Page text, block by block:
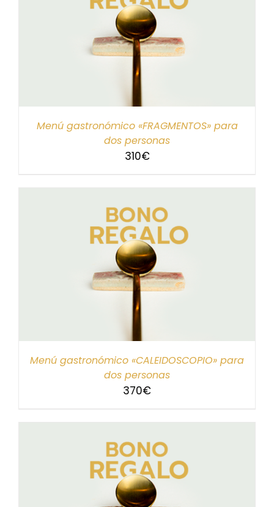
Menú gastronómico «FRAGMENTOS» para
dos personas
310€
Menú gastronómico «CALEIDOSCOPIO» para
dos personas
370€